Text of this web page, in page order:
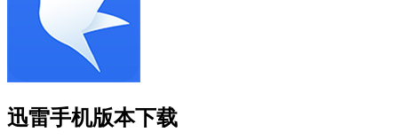
迅雷手机版本下载